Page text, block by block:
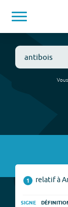
1 relatif à
SIGNE